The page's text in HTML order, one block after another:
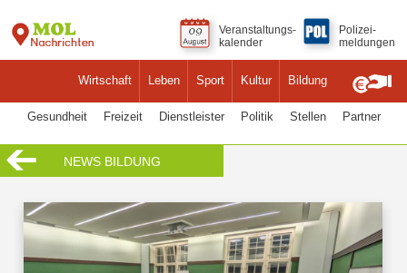
Wirtschaft Leben Sport Kultur Bildung
Veranstaltungs-
kalender
Polizei-
meldungen
Gesundheit Freizeit Dienstleister Politik Stellen Partner
NEWS BILDUNG